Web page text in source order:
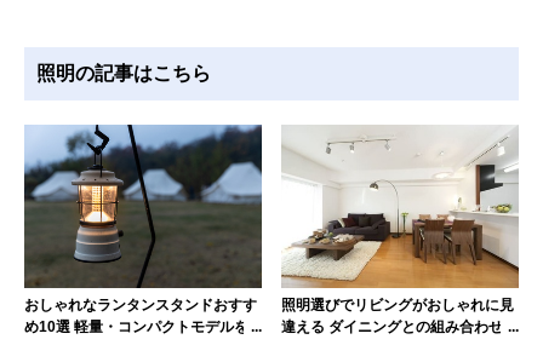
照明の記事はこちら
おしゃれなランタンスタンドおすす
め10選 軽量・コンパクトモデルを
照明選びでリビングがおしゃれに見
違える ダイニングとの組み合わせ方